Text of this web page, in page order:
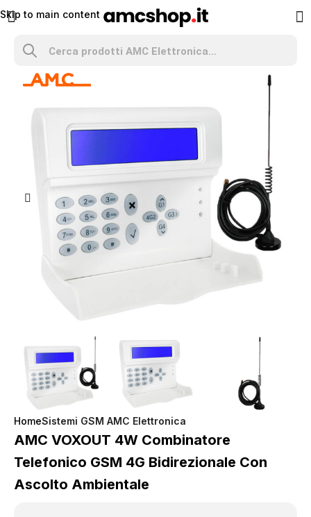
Skip to main content
HomeSistemi GSM AMC Elettronica
AMC VOXOUT 4W Combinatore
Telefonico GSM 4G Bidirezionale Con
Ascolto Ambientale